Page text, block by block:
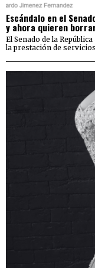
Escándalo en el
y ahora quieren
El Senado de la
la prestación de